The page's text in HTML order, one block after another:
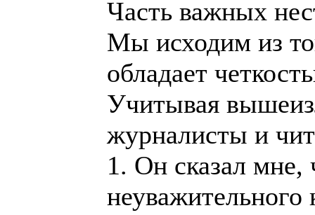
Часть важных
Мы исходим из
обладает
Учитывая
журналисты и
1. Он сказал мне,